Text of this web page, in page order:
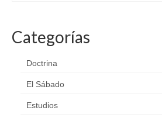
Categorías
Doctrina
El Sábado
Estudios